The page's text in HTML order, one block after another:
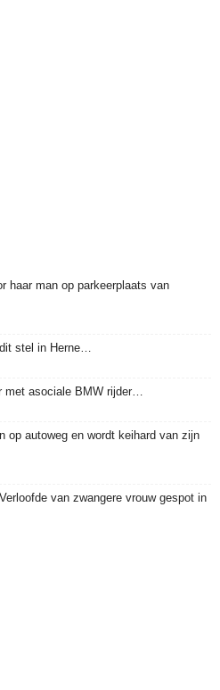
haar man op parkeerplaats van
stel in Herne…
met asociale BMW rijder…
op autoweg en wordt keihard van zijn
van zwangere vrouw gespot in